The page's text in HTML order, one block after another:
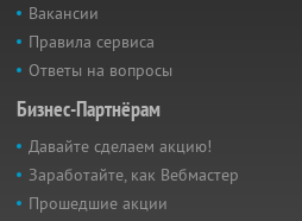
Вакансии
Правила сервиса
Ответы на вопросы
Бизнес-Партнёрам
Давайте сделаем акцию!
Заработайте, как Вебмастер
Прошедшие акции